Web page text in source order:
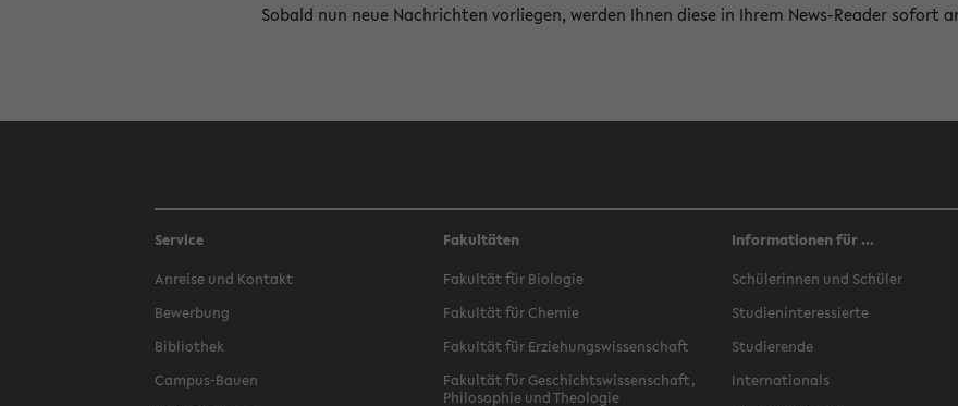
Sobald nun neue Nachrichten vorliegen, werden Ihnen diese in Ihrem News-Reader sofort
Service
Anreise und Kontakt
Bewerbung
Bibliothek
Campus-Bauen
Fakultäten
Fakultät für Biologie
Fakultät für Chemie
Fakultät für Erziehungswissenschaft
Fakultät für Geschichtswissenschaft,
Philosophie und Theologie
Informationen für ...
Schülerinnen und Schüler
Studieninteressierte
Studierende
Internationals